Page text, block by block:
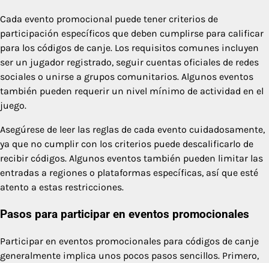
Cada evento promocional puede tener criterios de
participación específicos que deben cumplirse para calificar
para los códigos de canje. Los requisitos comunes incluyen
ser un jugador registrado, seguir cuentas oficiales de redes
sociales o unirse a grupos comunitarios. Algunos eventos
también pueden requerir un nivel mínimo de actividad en el
juego.
Asegúrese de leer las reglas de cada evento cuidadosamente,
ya que no cumplir con los criterios puede descalificarlo de
recibir códigos. Algunos eventos también pueden limitar las
entradas a regiones o plataformas específicas, así que esté
atento a estas restricciones.
Pasos para participar en eventos promocionales
Participar en eventos promocionales para códigos de canje
generalmente implica unos pocos pasos sencillos. Primero,